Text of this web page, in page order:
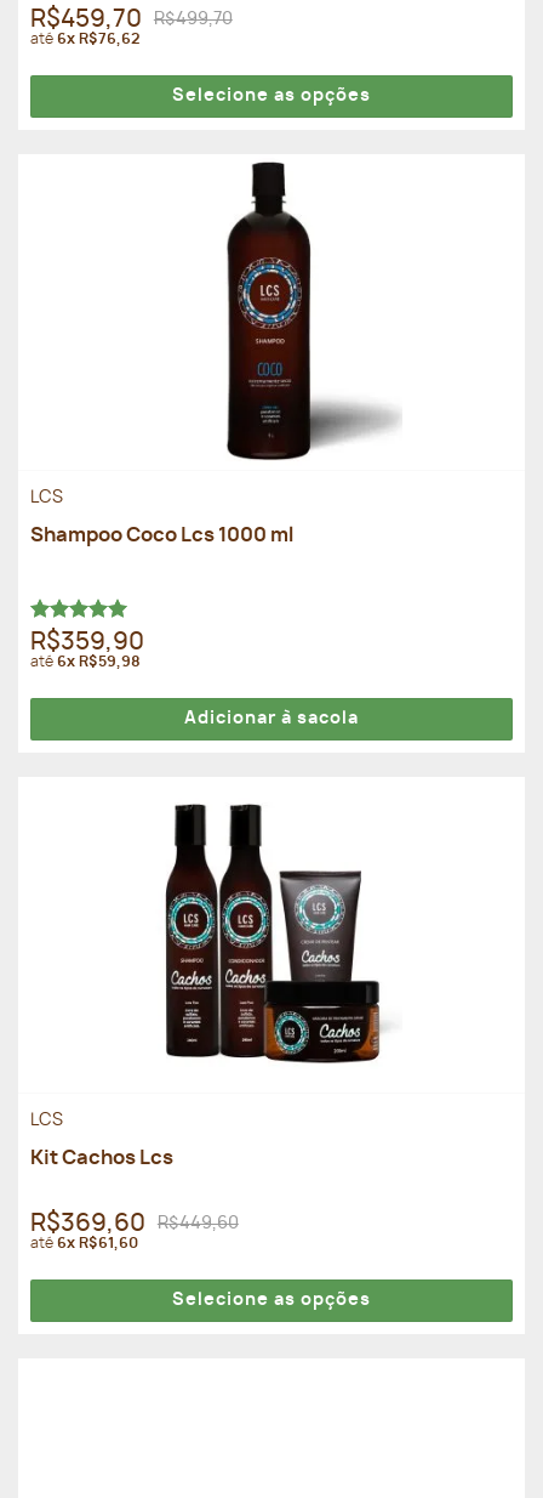
R$459,70 R$499,70
até6x R$76,62
Selecione as opções
LCS
Shampoo Coco Lcs 1000 ml
Avaliação
5.00de 5
R$359,90
até6x R$59,98
Adicionar à sacola
LCS
Kit Cachos Lcs
R$369,60 R$449,60
até6x R$61,60
Selecione as opções